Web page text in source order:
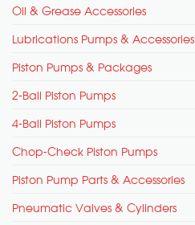
Oil & Grease Accessories
Lubrications Pumps & Accessories
Piston Pumps & Packages
2-Ball Piston Pumps
4-Ball Piston Pumps
Chop-Check Piston Pumps
Piston Pump Parts & Accessories
Pneumatic Valves & Cylinders